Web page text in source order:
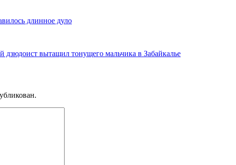
длинное дуло
дзюдоист вытащил тонущего мальчика в Забайкалье